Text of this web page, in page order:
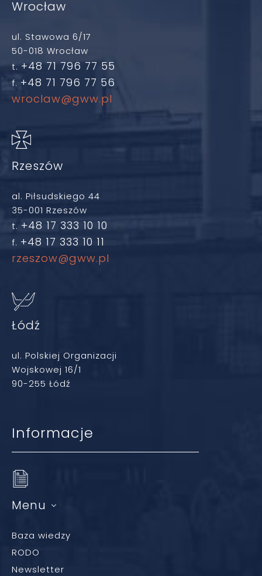
Wrocław
ul. Stawowa 6/17
50-018 Wrocław
t. +48 71 796 77 55
f. +48 71 796 77 56
wroclaw@gww.pl
Rzeszów
al. Piłsudskiego 44
35-001 Rzeszów
t. +48 17 333 10 10
f. +48 17 333 10 11
rzeszow@gww.pl
Łódź
ul. Polskiej Organizacji
Wojskowej 16/1
90-255 Łódź
Informacje
Menu
Baza wiedzy
RODO
Newsletter